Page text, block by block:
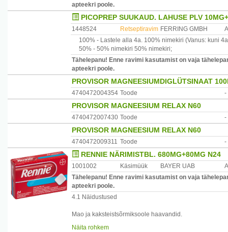
apteekri poole.
PICOPREP SUUKAUD. LAHUSE PLV
1448524 Retseptiravim FERRING GMBH
100% - Lastele alla 4a. 100% nimekiri (Vanus: kuni
50% - 50% nimekiri 50% nimekiri;
Tähelepanu! Enne ravimi kasutamist on vaja
apteekri poole.
PROVISOR MAGNEESIUMDIGLÜTSINAAT
4740472004354 Toode -
PROVISOR MAGNEESIUM RELAX N60
4740472007430 Toode -
PROVISOR MAGNEESIUM RELAX N60
4740472009311 Toode -
RENNIE NÄRIMISTBL. 680MG+80MG N24
1001002 Käsimüük BAYER UAB
Tähelepanu! Enne ravimi kasutamist on vaja
apteekri poole.
4.1 Näidustused
Mao ja kaksteistsõrmiksoole haavandid.
Näita rohkem